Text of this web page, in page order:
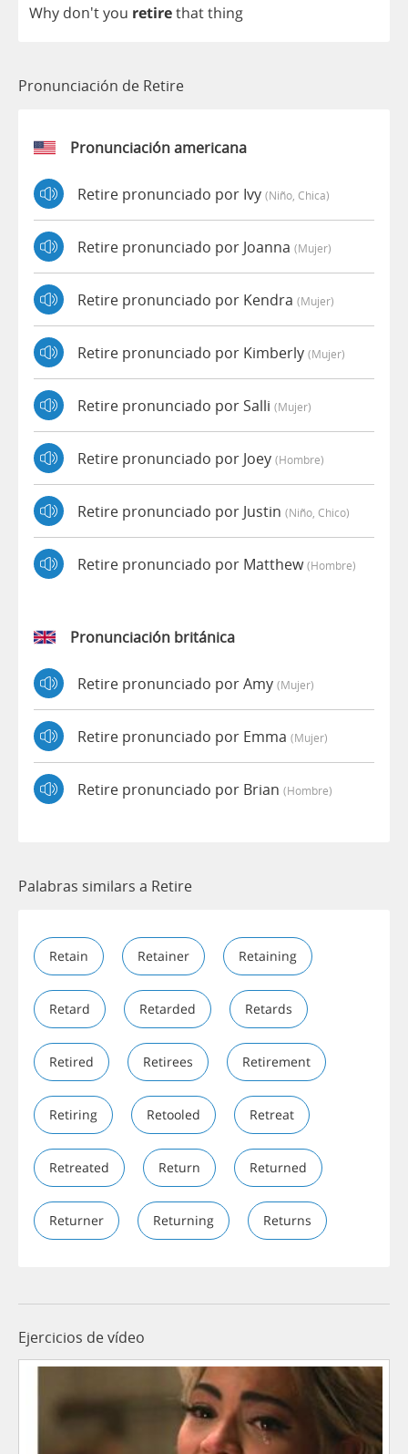
Why don'tyou retirethatthing
Pronunciación de Retire
Pronunciación americana
Retire pronunciado por Ivy (niño, Chica)
Retire pronunciado por Joanna (mujer)
Retire pronunciado por Kendra (mujer)
Retire pronunciado por Kimberly (mujer)
Retire pronunciado por Salli (mujer)
Retire pronunciado por Joey (hombre)
Retire pronunciado por Justin (niño, Chico)
Retire pronunciado por Matthew(hombre)
Pronunciación británica
Retire pronunciado por Amy (mujer)
Retire pronunciado por Emma (mujer)
Retire pronunciado por Brian (hombre)
Palabras similars a Retire
Retain Retainer Retaining
Retard Retarded Retards
Retired Retirees Retirement
Retiring Retooled Retreat
Retreated Return Returned
Returner Returning Returns
Ejercicios de vídeo